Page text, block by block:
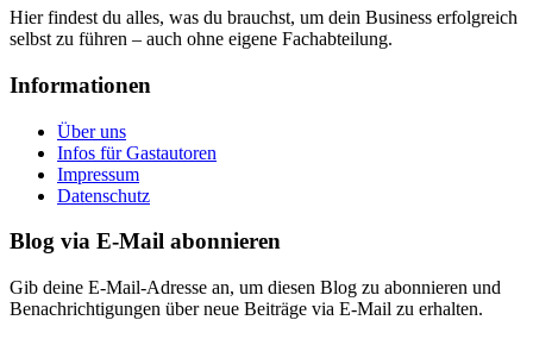
Hier findest du alles, was du brauchst, um dein Business erfolgreich
selbst zu führen – auch ohne eigene Fachabteilung.
Informationen
Über uns
Infos für Gastautoren
Impressum
Datenschutz
Blog via E-Mail abonnieren
Gib deine E-Mail-Adresse an, um diesen Blog zu abonnieren und
Benachrichtigungen über neue Beiträge via E-Mail zu erhalten.